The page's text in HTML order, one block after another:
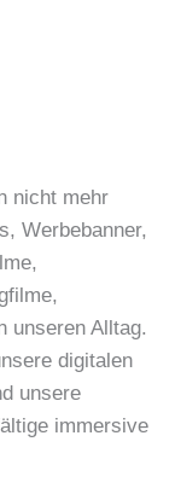
nicht mehr
Werbebanner,
unseren Alltag.
digitalen
unsere
immersive